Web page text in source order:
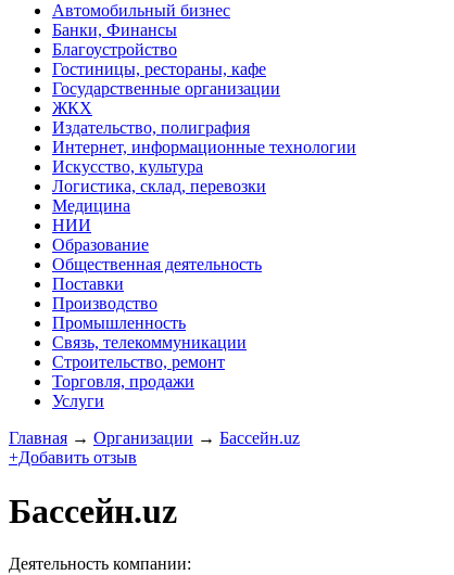
Автомобильный бизнес
Банки, Финансы
Благоустройство
Гостиницы, рестораны, кафе
Государственные организации
ЖКХ
Издательство, полиграфия
Интернет, информационные технологии
Искусство, культура
Логистика, склад, перевозки
Медицина
НИИ
Образование
Общественная деятельность
Поставки
Производство
Промышленность
Связь, телекоммуникации
Строительство, ремонт
Торговля, продажи
Услуги
Главная → Организации → Бассейн.uz
+Добавить отзыв
Бассейн.uz
Деятельность компании: